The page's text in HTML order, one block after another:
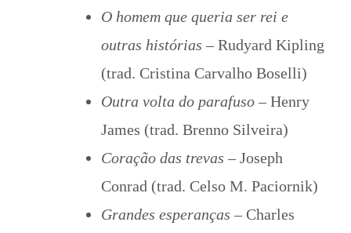
O homem que queria ser rei e
outras histórias – Rudyard Kipling
(trad. Cristina Carvalho Boselli)
Outra volta do parafuso– Henry
James (trad. Brenno Silveira)
Coração das trevas – Joseph
Conrad (trad. Celso M. Paciornik)
Grandes esperanças – Charles